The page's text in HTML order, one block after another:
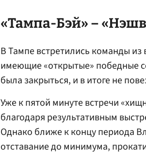
«Тампа-Бэй» –
В Тампе встретились команды
имеющие «открытые» победные
была закрыться, и в итоге не
Уже к пятой минуте встречи
благодаря результативным
Однако ближе к концу периода
отставание до минимума,